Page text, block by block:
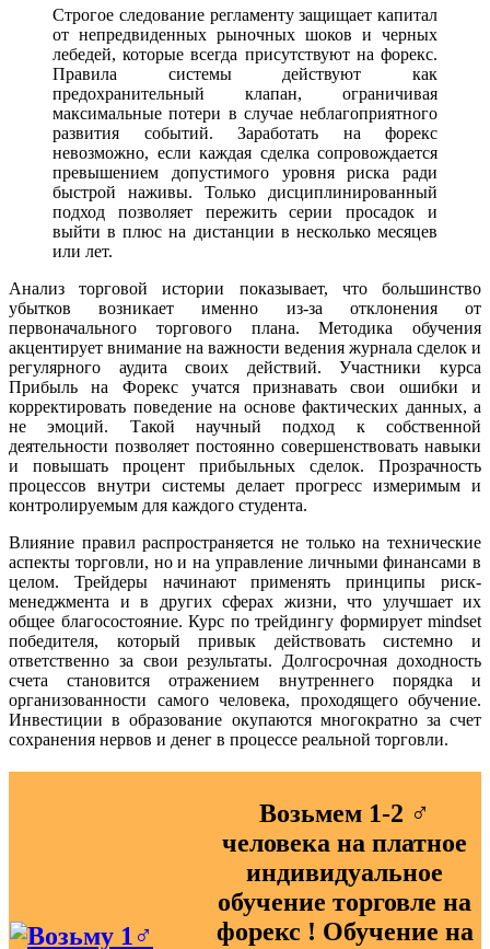
Строгое следование регламенту защищает капитал
от непредвиденных рыночных шоков и черных
лебедей, которые всегда присутствуют на форекс.
Правила системы действуют как
предохранительный клапан, ограничивая
максимальные потери в случае неблагоприятного
развития событий. Заработать на форекс
невозможно, если каждая сделка сопровождается
превышением допустимого уровня риска ради
быстрой наживы. Только дисциплинированный
подход позволяет пережить серии просадок и
выйти в плюс на дистанции в несколько месяцев
или лет.
Анализ торговой истории показывает, что большинство
убытков возникает именно из-за отклонения от
первоначального торгового плана. Методика обучения
акцентирует внимание на важности ведения журнала сделок и
регулярного аудита своих действий. Участники курса
Прибыль на Форекс учатся признавать свои ошибки и
корректировать поведение на основе фактических данных, а
не эмоций. Такой научный подход к собственной
деятельности позволяет постоянно совершенствовать навыки
и повышать процент прибыльных сделок. Прозрачность
процессов внутри системы делает прогресс измеримым и
контролируемым для каждого студента.
Влияние правил распространяется не только на технические
аспекты торговли, но и на управление личными финансами в
целом. Трейдеры начинают применять принципы риск-
менеджмента и в других сферах жизни, что улучшает их
общее благосостояние. Курс по трейдингу формирует mindset
победителя, который привык действовать системно и
ответственно за свои результаты. Долгосрочная доходность
счета становится отражением внутреннего порядка и
организованности самого человека, проходящего обучение.
Инвестиции в образование окупаются многократно за счет
сохранения нервов и денег в процессе реальной торговли.
Возьмем 1-2 ‍♂️
человека на платное
индивидуальное
обучение торговле на
форекс ! Обучение на